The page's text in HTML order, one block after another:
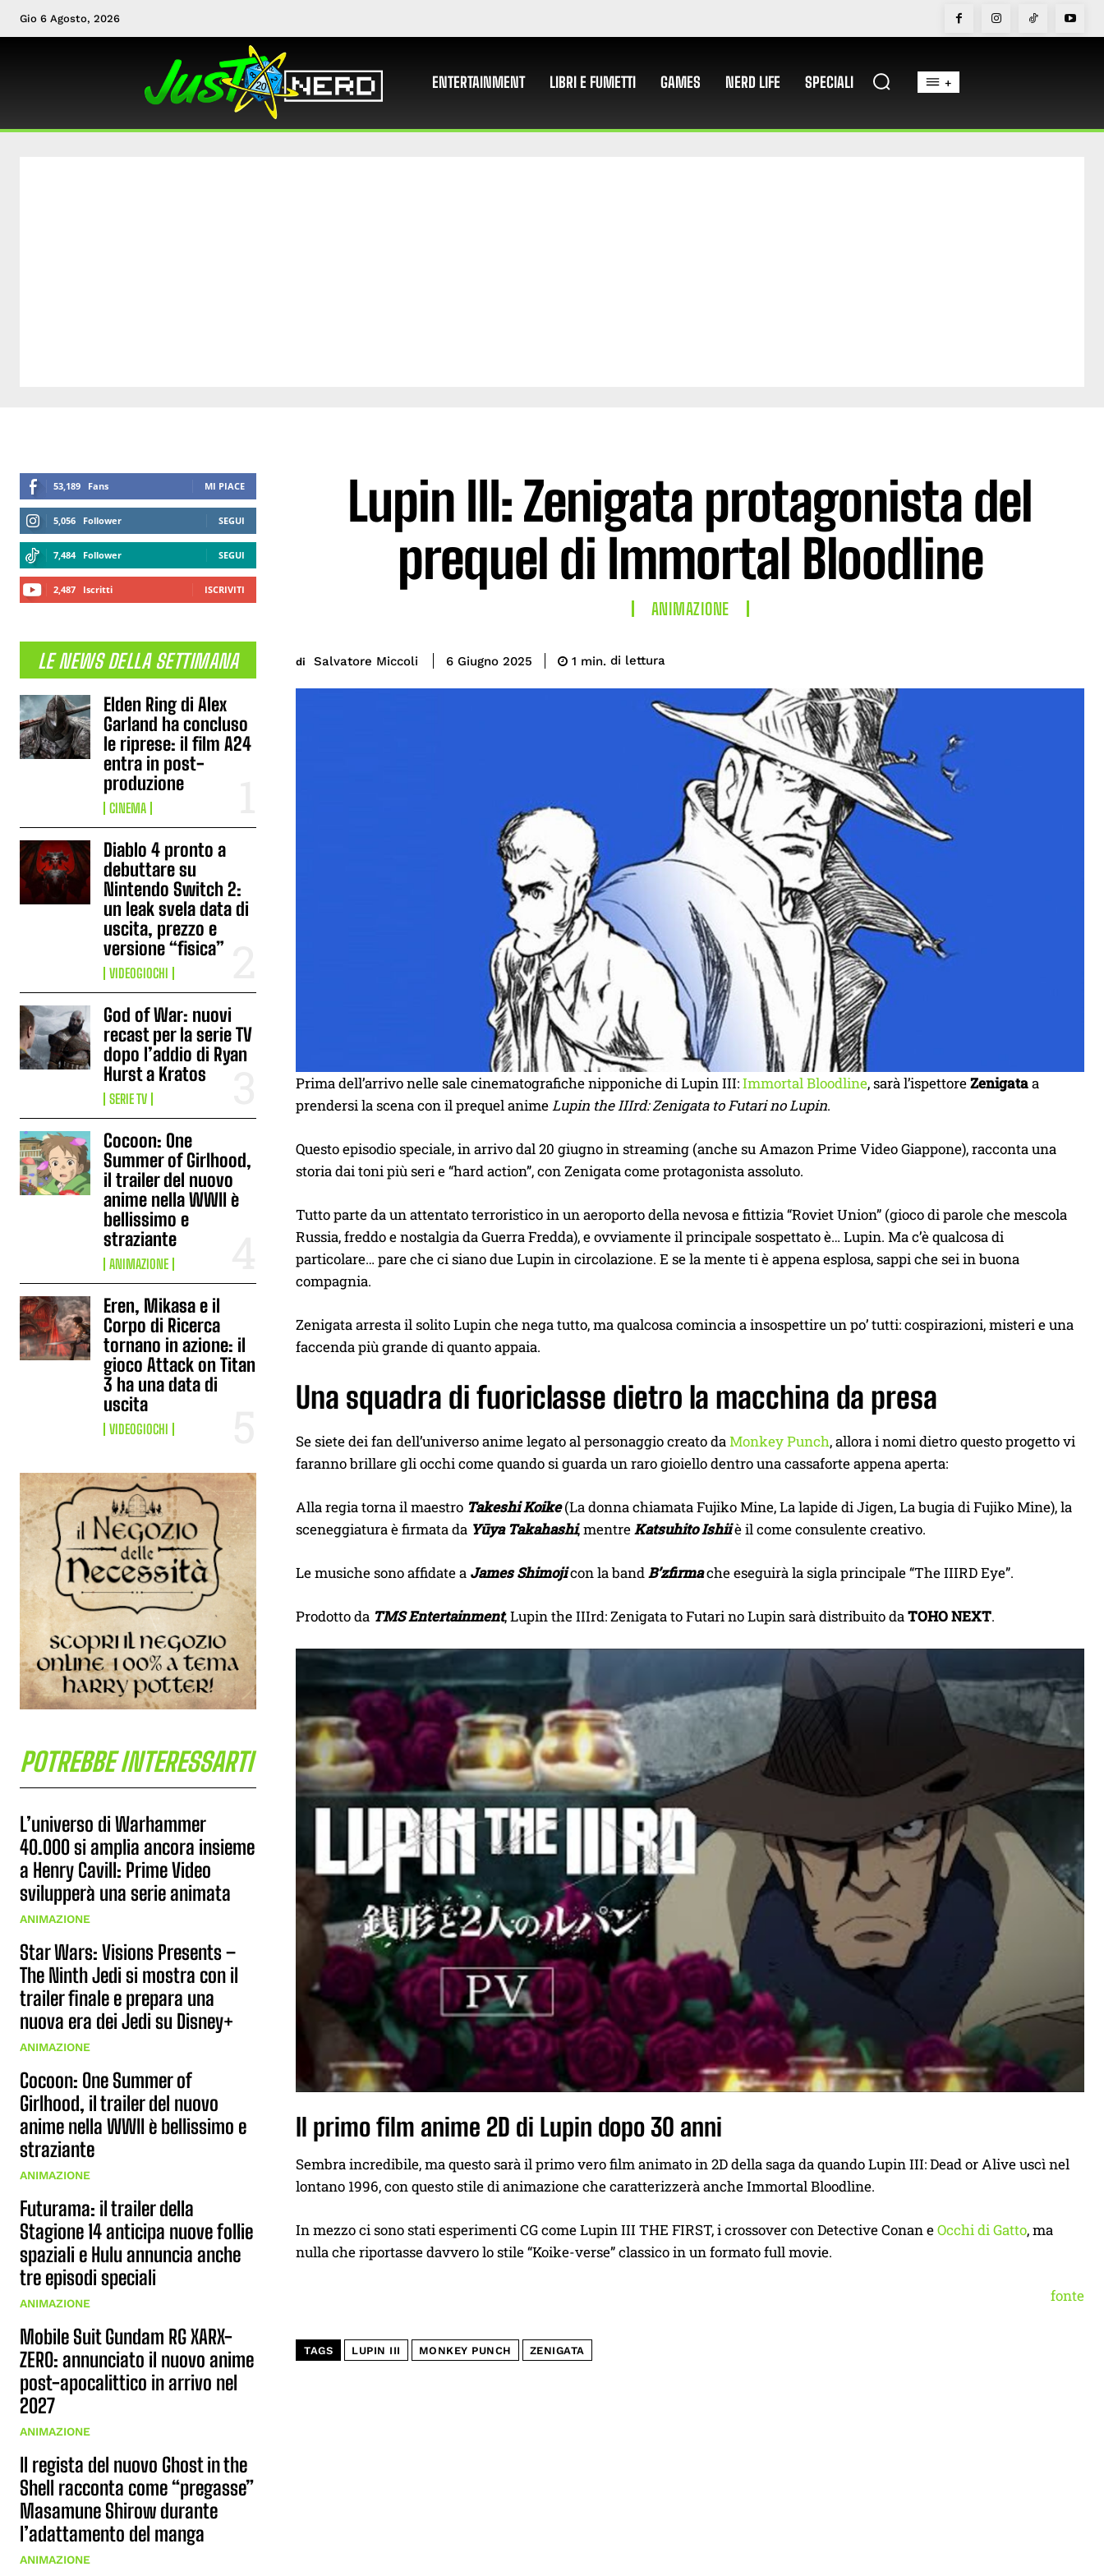
Gio 6 Agosto, 2026
ENTERTAINMENT LIBRI E FUMETTI GAMES NERD LIFE SPECIALI +
53,189 Fans MI PIACE
5,056 Follower SEGUI
7,484 Follower SEGUI
2,487 Iscritti ISCRIVITI
LE NEWS DELLA SETTIMANA
Elden Ring di Alex
Garland ha concluso
le riprese: il film A24
entra in post-
produzione
CINEMA
Diablo 4 pronto a
debuttare su
Nintendo Switch 2:
un leak svela data di
uscita, prezzo e
versione “fisica”
VIDEOGIOCHI
God of War: nuovi
recast per la serie TV
dopo l’addio di Ryan
Hurst a Kratos
SERIE TV
Cocoon: One
Summer of Girlhood,
il trailer del nuovo
anime nella WWII è
bellissimo e
straziante
ANIMAZIONE
Eren, Mikasa e il
Corpo di Ricerca
tornano in azione: il
gioco Attack on Titan
3 ha una data di
uscita
VIDEOGIOCHI
POTREBBE INTERESSARTI
L’universo di Warhammer
40.000 si amplia ancora insieme
a Henry Cavill: Prime Video
svilupperà una serie animata
ANIMAZIONE
Star Wars: Visions Presents –
The Ninth Jedi si mostra con il
trailer finale e prepara una
nuova era dei Jedi su Disney+
ANIMAZIONE
Cocoon: One Summer of
Girlhood, il trailer del nuovo
anime nella WWII è bellissimo e
straziante
ANIMAZIONE
Futurama: il trailer della
Stagione 14 anticipa nuove follie
spaziali e Hulu annuncia anche
tre episodi speciali
ANIMAZIONE
Mobile Suit Gundam RG XARX-
ZERO: annunciato il nuovo anime
post-apocalittico in arrivo nel
2027
ANIMAZIONE
Il regista del nuovo Ghost in the
Shell racconta come “pregasse”
Masamune Shirow durante
l’adattamento del manga
ANIMAZIONE
Lupin III: Zenigata protagonista del
prequel di Immortal Bloodline
ANIMAZIONE
di Salvatore Miccoli 6 Giugno 2025 1 min. di lettura
Prima dell’arrivo nelle sale cinematografiche nipponiche di Lupin III:Immortal Bloodline, sarà l’ispettoreZenigataa
prendersi la scena con il prequel animeLupin the IIIrd: Zenigata to Futari no Lupin.
Questo episodio speciale, in arrivo dal 20 giugno in streaming (anche su Amazon Prime Video Giappone), racconta una
storia dai toni più seri e “hard action”, con Zenigata come protagonista assoluto.
Tutto parte da un attentato terroristico in un aeroporto della nevosa e fittizia “Roviet Union” (gioco di parole che mescola
Russia, freddo e nostalgia da Guerra Fredda), e ovviamente il principale sospettato è… Lupin. Ma c’è qualcosa di
particolare… pare che ci siano due Lupin in circolazione. E se la mente ti è appena esplosa, sappi che sei in buona
compagnia.
Zenigata arresta il solito Lupin che nega tutto, ma qualcosa comincia a insospettire un po’ tutti: cospirazioni, misteri e una
faccenda più grande di quanto appaia.
Una squadra di fuoriclasse dietro la macchina da presa
Se siete dei fan dell’universo anime legato al personaggio creato daMonkey Punch, allora i nomi dietro questo progetto vi
faranno brillare gli occhi come quando si guarda un raro gioiello dentro una cassaforte appena aperta:
Alla regia torna il maestro Takeshi Koike(La donna chiamata Fujiko Mine, La lapide di Jigen, La bugia di Fujiko Mine), la
sceneggiatura è firmata da Yūya Takahashi, mentreKatsuhito Ishiiè il come consulente creativo.
Le musiche sono affidate a James Shimojicon la bandB’zfirmache eseguirà la sigla principale “The IIIRD Eye”.
Prodotto da TMS Entertainment, Lupin the IIIrd: Zenigata to Futari no Lupin sarà distribuito daTOHO NEXT.
Il primo film anime 2D di Lupin dopo 30 anni
Sembra incredibile, ma questo sarà il primo vero film animato in 2D della saga da quando Lupin III: Dead or Alive uscì nel
lontano 1996, con questo stile di animazione che caratterizzerà anche Immortal Bloodline.
In mezzo ci sono stati esperimenti CG come Lupin III THE FIRST, i crossover con Detective Conan eOcchi di Gatto, ma
nulla che riportasse davvero lo stile “Koike-verse” classico in un formato full movie.
fonte
TAGS LUPIN III MONKEY PUNCH ZENIGATA